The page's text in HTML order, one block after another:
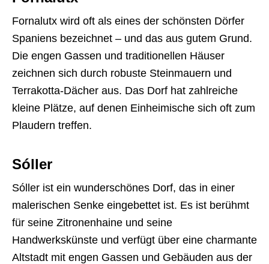
Fornalutx wird oft als eines der schönsten Dörfer
Spaniens bezeichnet – und das aus gutem Grund.
Die engen Gassen und traditionellen Häuser
zeichnen sich durch robuste Steinmauern und
Terrakotta-Dächer aus. Das Dorf hat zahlreiche
kleine Plätze, auf denen Einheimische sich oft zum
Plaudern treffen.
Sóller
Sóller ist ein wunderschönes Dorf, das in einer
malerischen Senke eingebettet ist. Es ist berühmt
für seine Zitronenhaine und seine
Handwerkskünste und verfügt über eine charmante
Altstadt mit engen Gassen und Gebäuden aus der